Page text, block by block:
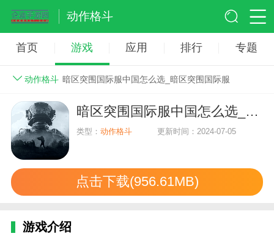
动作格斗
首页 游戏 应用 排行 专题
动作格斗 暗区突围国际服中国怎么选_暗区突围国际服
暗区突围国际服中国怎么选_暗区突围国际服
类型：动作格斗 更新时间：2024-07-05
点击下载(956.61MB)
游戏介绍